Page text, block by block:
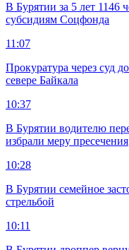
В Бурятии за 5 лет 1146
субсидиям Соцфонда
11:07
Прокуратура через суд
севере Байкала
10:37
В Бурятии водителю
избрали меру пресечения
10:28
В Бурятии семейное
стрельбой
10:11